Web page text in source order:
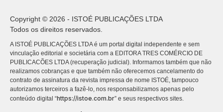
Copyright © 2026 - ISTOÉ PUBLICAÇÕES LTDA
Todos os direitos reservados.
A ISTOÉ PUBLICAÇÕES LTDA é um portal digital independente e sem
vinculação editorial e societária com a EDITORA TRES COMÉRCIO DE
PUBLICACÕES LTDA (recuperação judicial). Informamos também que não
realizamos cobranças e que também não oferecemos cancelamento do
contrato de assinatura da revista impressa de nome ISTOÉ, tampouco
autorizamos terceiros a fazê-lo, nos responsabilizamos apenas pelo
conteúdo digital “https://istoe.com.br” e seus respectivos sites.